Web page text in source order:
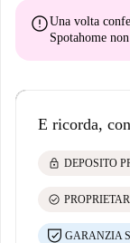
errorUna volta
Spotahome
E ricorda,
lock DEPOSITO
check_circle
GARANZIA